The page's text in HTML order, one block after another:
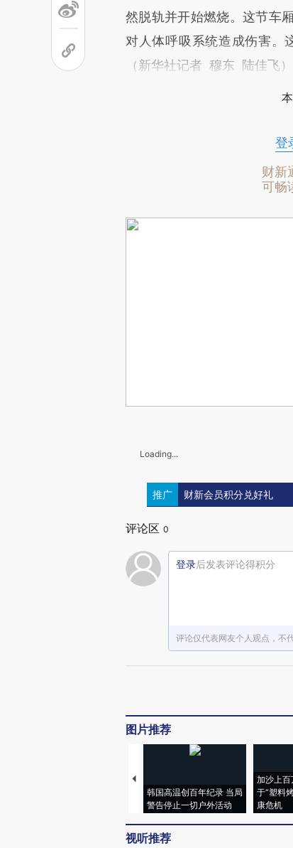
然脱轨并开始燃烧。这节车
对人体呼吸系统造成伤害。
（新华社记者 穆东 陆佳飞）
登
财新
可畅
Loading...
推广 财新会员积分兑好礼
评论区 0
登录后发表评论得积分
评论仅代表网友个人观点，不
图片推荐
韩国高温创百年纪录 当局
警告停止一切户外活动
加沙上百
于“塑料
康危机
视听推荐